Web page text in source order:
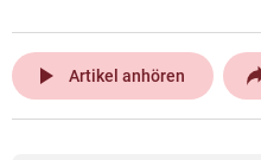
play_arrow Artikel anhören